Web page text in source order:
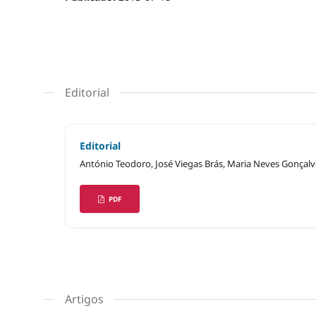
Editorial
Editorial
António Teodoro, José Viegas Brás, Maria Neves
PDF
Artigos